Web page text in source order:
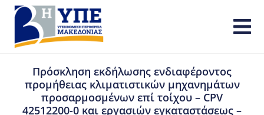
Πρόσκληση εκδήλωσης ενδιαφέροντος
προμήθειας κλιματιστικών μηχανημάτων
προσαρμοσμένων επί τοίχου – CPV
42512200-0 και εργασιών εγκαταστάσεως –